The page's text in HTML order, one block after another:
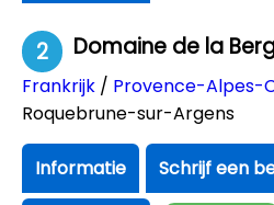
2 Domaine de la
Frankrijk / Provence-Alpes-
Roquebrune-sur-Argens
Informatie Schrijf een